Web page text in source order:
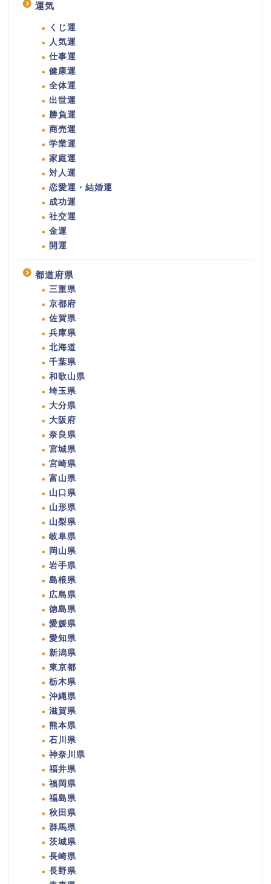
運気
くじ運
人気運
仕事運
健康運
全体運
出世運
勝負運
商売運
学業運
家庭運
対人運
恋愛運・結婚運
成功運
社交運
金運
開運
都道府県
三重県
京都府
佐賀県
兵庫県
北海道
千葉県
和歌山県
埼玉県
大分県
大阪府
奈良県
宮城県
宮崎県
富山県
山口県
山形県
山梨県
岐阜県
岡山県
岩手県
島根県
広島県
徳島県
愛媛県
愛知県
新潟県
東京都
栃木県
沖縄県
滋賀県
熊本県
石川県
神奈川県
福井県
福岡県
福島県
秋田県
群馬県
茨城県
長崎県
長野県